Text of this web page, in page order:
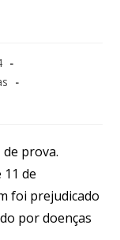
prova.
11 de
foi prejudicado
por doenças